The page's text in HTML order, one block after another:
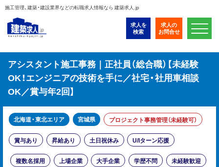
施工管理、建築・建設業界などの転職求人情報なら 建築求人.jp
求人を
検索
求人の
お問合せ
アシスタント施工事務｜正社員（総合職）【未経験
OK！エンジニアの技術を手に／社宅・社用車相談
OK／賞与年2回】
北海道・東北エリア 宮城県 プロジェクト事務管理（未経験可）
賞与あり 昇給あり 土日祝休み U/Iターン応援
複数名採用 上場企業 大手企業 学歴不問 未経験歓迎